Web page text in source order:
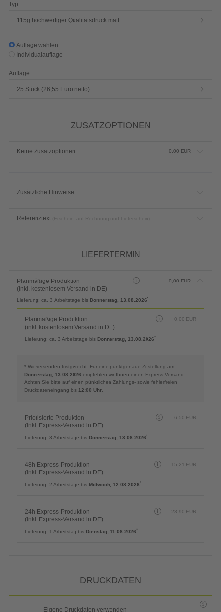
Typ:
115g hochwertiger Qualitätsdruck matt
Auflage wählen
Individualauflage
Auflage:
25 Stück (26,55 Euro netto)
ZUSATZOPTIONEN
Keine Zusatzoptionen 0,00 EUR
Zusätzliche Hinweise
Referenztext
LIEFERTERMIN
Planmäßige Produktion
(inkl. kostenlosem Versand in DE)
0,00 EUR
Lieferung: ca. 3 Arbeitstage bis Donnerstag, 13.08.2026*
Planmäßige Produktion
(inkl. kostenlosem Versand in DE)
0,00 EUR
Lieferung: ca. 3 Arbeitstage bis Donnerstag, 13.08.2026*
* Wir versenden fristgerecht. Für eine punktgenaue Zustellung am
Donnerstag, 13.08.2026 empfehlen wir Ihnen einen Express-Versand.
Achten Sie bitte auf einen pünktlichen Zahlungs- sowie fehlerfreien
Druckdateneingang bis 12:00 Uhr
Priorisierte Produktion
(inkl. Express-Versand in DE)
6,50 EUR
Lieferung: 3 Arbeitstage bis Donnerstag, 13.08.2026*
48h-Express-Produktion
(inkl. Express-Versand in DE)
15,21 EUR
Lieferung: 2 Arbeitstage bis Mittwoch, 12.08.2026*
24h-Express-Produktion
(inkl. Express-Versand in DE)
23,90 EUR
Lieferung: 1 Arbeitstag bis Dienstag, 11.08.2026*
DRUCKDATEN
Eigene Druckdaten verwenden